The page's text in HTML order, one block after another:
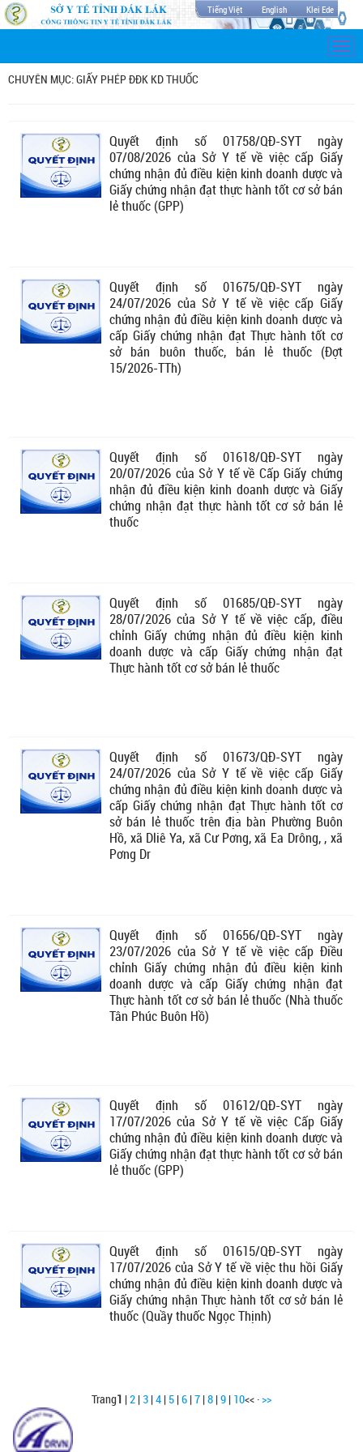
Tiếng Việt English Klei Ede
CHUYÊN MỤC: GIẤY PHÉP ĐĐK KD THUỐC
Quyết định số 01758/QĐ-SYT ngày
07/08/2026 của Sở Y tế về việc cấp Giấy
chứng nhận đủ điều kiện kinh doanh dược và
Giấy chứng nhận đạt thực hành tốt cơ sở bán
lẻ thuốc (GPP)
Quyết định số 01675/QĐ-SYT ngày
24/07/2026 của Sở Y tế về việc cấp Giấy
chứng nhận đủ điều kiện kinh doanh dược và
cấp Giấy chứng nhận đạt Thực hành tốt cơ
sở bán buôn thuốc, bán lẻ thuốc (Đợt
15/2026-TTh)
Quyết định số 01618/QĐ-SYT ngày
20/07/2026 của Sở Y tế về Cấp Giấy chứng
nhận đủ điều kiện kinh doanh dược và Giấy
chứng nhận đạt thực hành tốt cơ sở bán lẻ
thuốc
Quyết định số 01685/QĐ-SYT ngày
28/07/2026 của Sở Y tế về việc cấp, điều
chỉnh Giấy chứng nhận đủ điều kiện kinh
doanh dược và cấp Giấy chứng nhận đạt
Thực hành tốt cơ sở bán lẻ thuốc
Quyết định số 01673/QĐ-SYT ngày
24/07/2026 của Sở Y tế về việc cấp Giấy
chứng nhận đủ điều kiện kinh doanh dược và
cấp Giấy chứng nhận đạt Thực hành tốt cơ
sở bán lẻ thuốc trên địa bàn Phường Buôn
Hồ, xã Dliê Ya, xã Cư Pơng, xã Ea Drông, , xã
Pơng Dr
Quyết định số 01656/QĐ-SYT ngày
23/07/2026 của Sở Y tế về việc cấp Điều
chỉnh Giấy chứng nhận đủ điều kiện kinh
doanh dược và cấp Giấy chứng nhận đạt
Thực hành tốt cơ sở bán lẻ thuốc (Nhà thuốc
Tân Phúc Buôn Hồ)
Quyết định số 01612/QĐ-SYT ngày
17/07/2026 của Sở Y tế về việc Cấp Giấy
chứng nhận đủ điều kiện kinh doanh dược và
Giấy chứng nhận đạt thực hành tốt cơ sở bán
lẻ thuốc (GPP)
Quyết định số 01615/QĐ-SYT ngày
17/07/2026 của Sở Y tế về việc thu hồi Giấy
chứng nhận đủ điều kiện kinh doanh dược và
Giấy chứng nhận Thực hành tốt cơ sở bán lẻ
thuốc (Quầy thuốc Ngọc Thịnh)
Trang1 | 2 | 3 | 4 | 5 | 6 | 7 | 8 | 9 | 10<< ·>>